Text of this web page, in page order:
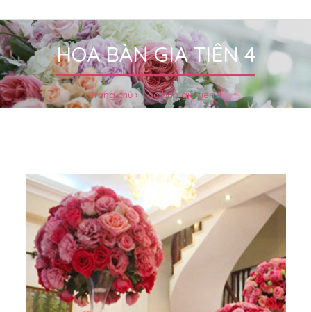
HOA BÀN GIA TIÊN 4
Trang chủ Hoa bàn gia tiên 4